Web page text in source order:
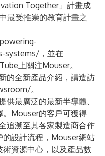
Together」計畫成
最受推崇的教育計畫之
systems/ ，並在
上關注Mouser。
的全新產品介紹，請造訪
。
供最廣泛的最新半導體、
。Mouser的客戶可獲得
追溯至其各家製造商合作
的設計流程，Mouser網站
術資源中心 ，以及產品數